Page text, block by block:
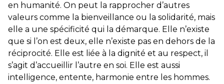
en humanité. On peut la rapprocher d’autres
valeurs comme la bienveillance ou la solidarité, mais
elle a une spécificité qui la démarque. Elle n’existe
que si l’on est deux, elle n’existe pas en dehors de la
réciprocité. Elle est liée à la dignité et au respect, il
s’agit d’accueillir l’autre en soi. Elle est aussi
intelligence, entente, harmonie entre les hommes.